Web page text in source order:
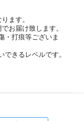
ます。
お届け致します。
・打痕等ございま
きるレベルです。